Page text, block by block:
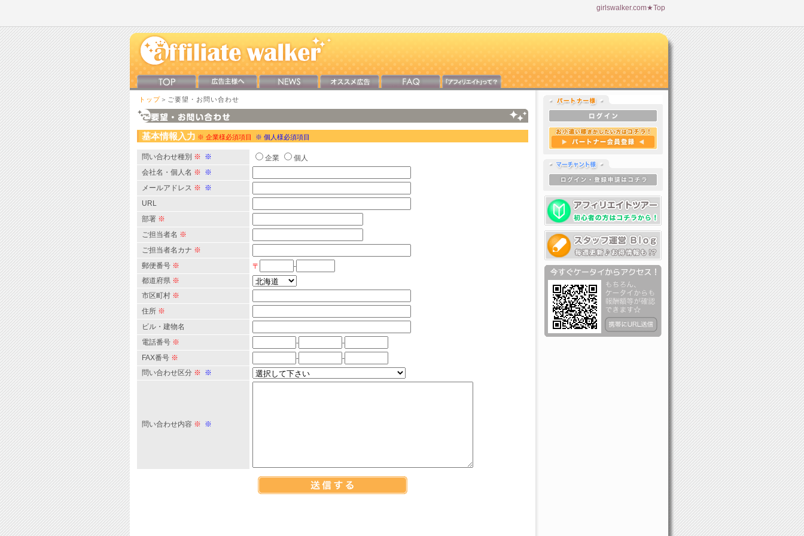
girlswalker.com★Top
トップ ＞ご要望・お問い合わせ
基本情報入力 ※ 企業様必須項目 ※ 個人様必須項目
問い合わせ種別 ※ ※ 企業
個人
会社名・個人名 ※ ※
メールアドレス ※ ※
URL
部署 ※
ご担当者名 ※
ご担当者名カナ ※
郵便番号 ※ 〒
-
都道府県 ※
市区町村 ※
住所 ※
ビル・建物名
電話番号 ※ -
-
FAX番号 ※ -
-
問い合わせ区分 ※ ※
問い合わせ内容 ※ ※